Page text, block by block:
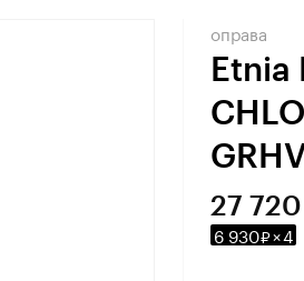
оправа
Etnia
27 720
6 930 ×4